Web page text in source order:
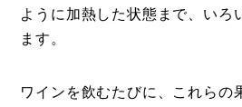
ように加熱した状態まで、いろ
ます。
ワインを飲むたびに、これらの